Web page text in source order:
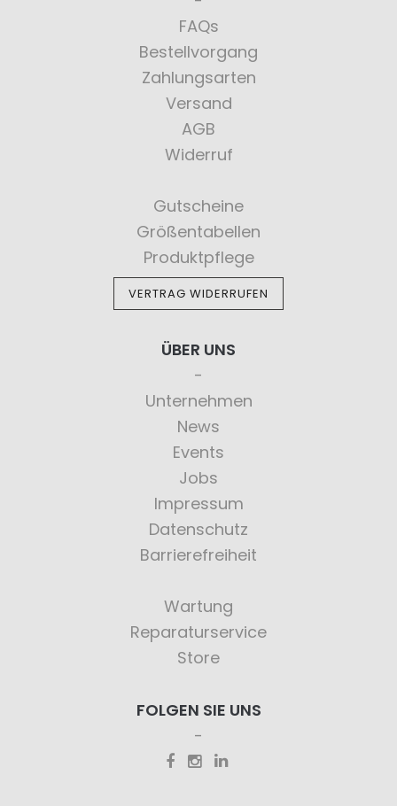
FAQs
Bestellvorgang
Zahlungsarten
Versand
AGB
Widerruf
Gutscheine
Größentabellen
Produktpflege
VERTRAG WIDERRUFEN
ÜBER UNS
Unternehmen
News
Events
Jobs
Impressum
Datenschutz
Barrierefreiheit
Wartung
Reparaturservice
Store
FOLGEN SIE UNS